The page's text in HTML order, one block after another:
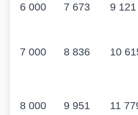
6 000 7 673 9 121
7 000 8 836 10
8 000 9 951 11